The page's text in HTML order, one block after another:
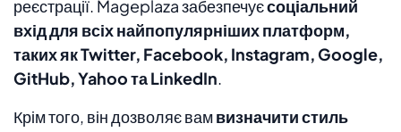
реєстрації. Mageplaza забезпечуєсоціальний
вхід для всіх найпопулярніших платформ,
таких як Twitter, Facebook, Instagram, Google,
GitHub, Yahoo та LinkedIn.
Крім того, він дозволяє вамвизначити стиль